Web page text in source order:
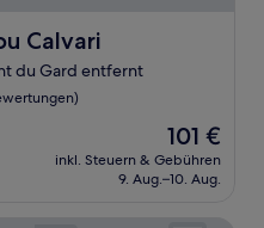
Calvari
du Gard entfernt
Der
Preis
beträgt
101 €
inkl. Steuern & Gebühren
9. Aug.–10. Aug.